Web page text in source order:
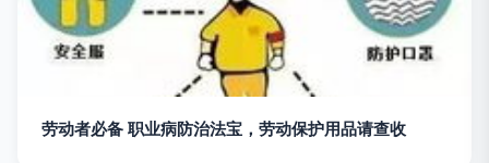
劳动者必备 职业病防治法宝，劳动保护用品请查收